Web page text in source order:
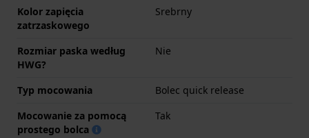
Kolor zapięcia
zatrzaskowego
Srebrny
Rozmiar paska według
HWG?
Nie
Typ mocowania
Bolec quick release
Mocowanie za pomocą
prostego bolca
Tak